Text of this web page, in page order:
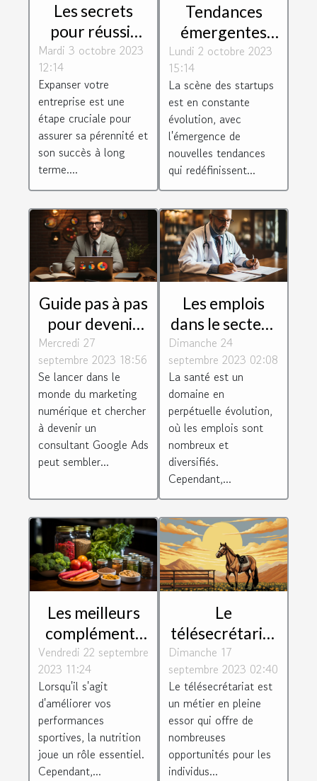
Les secrets
pour réussir
l'expansion de
entreprise
Mardi 3 octobre 2023
12:14
Expanser votre
entreprise est une
étape cruciale pour
assurer sa pérennité et
son succès à long
terme....
Tendances
émergentes
dans
l'écosystème
des startups
Lundi 2 octobre 2023
15:14
La scène des startups
est en constante
évolution, avec
l'émergence de
nouvelles tendances
qui redéfinissent...
Guide pas à pas
pour devenir
consultant
Google Ads
Mercredi 27
septembre 2023 18:56
Se lancer dans le
monde du marketing
numérique et chercher
à devenir un
consultant Google Ads
peut sembler...
Les emplois
dans le secteur
de la santé :
perspectives et
défis
Dimanche 24
septembre 2023 02:08
La santé est un
domaine en
perpétuelle évolution,
où les emplois sont
nombreux et
diversifiés.
Cependant,...
Les meilleurs
compléments
alimentaires
pour booster
vos
performances
sportives
Vendredi 22 septembre
2023 11:24
Lorsqu'il s'agit
d'améliorer vos
performances
sportives, la nutrition
joue un rôle essentiel.
Cependant,...
Le
télésecrétariat
: un métier
d'avenir
Dimanche 17
septembre 2023 02:40
Le télésecrétariat est
un métier en pleine
essor qui offre de
nombreuses
opportunités pour les
individus...